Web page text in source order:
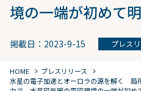
境の一端が初めて
掲載日：2023-9-15 プレス
HOME chevron_right プレスリリース chevron_right
水星の電子加速とオーロラの源を解く 局